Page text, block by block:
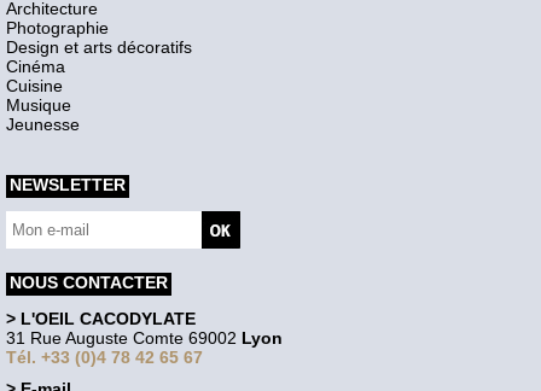
Architecture
Photographie
Design et arts décoratifs
Cinéma
Cuisine
Musique
Jeunesse
NEWSLETTER
NOUS CONTACTER
> L'OEIL CACODYLATE
31 Rue Auguste Comte 69002 Lyon
Tél. +33 (0)4 78 42 65 67